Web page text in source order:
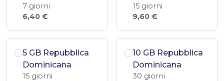
7 giorni
6,40 €
15 giorni
9,60 €
5 GB Repubblica
Dominicana
15 giorni
10 GB Repubblica
Dominicana
30 giorni